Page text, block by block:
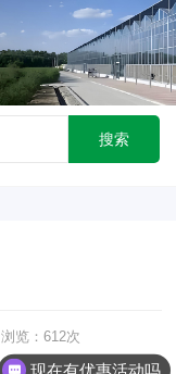
浏览：612次
现在有优惠活动吗